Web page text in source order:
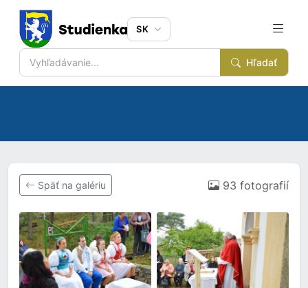
Hľadať
SK
Späť na galériu 93 fotografií